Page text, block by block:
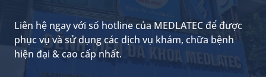
Liên hệ ngay với số hotline của MEDLATEC để được
phục vụ và sử dụng các dịch vụ khám, chữa bệnh
hiện đại & cao cấp nhất.